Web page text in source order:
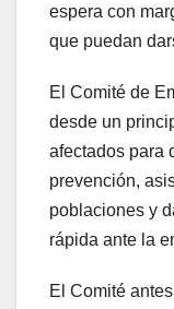
espera con
que puedan
El Comité de
desde un
afectados para
prevención,
poblaciones y
rápida ante la
El Comité